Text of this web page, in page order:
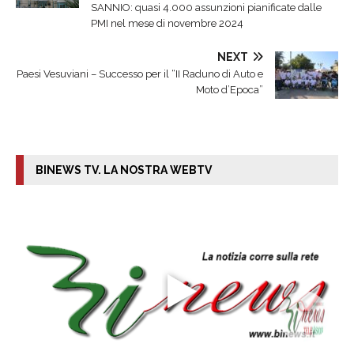
SANNIO: quasi 4.000 assunzioni pianificate dalle
PMI nel mese di novembre 2024
NEXT
Paesi Vesuviani – Successo per il “II Raduno di Auto e
Moto d’Epoca”
BINEWS TV. LA NOSTRA WEBTV